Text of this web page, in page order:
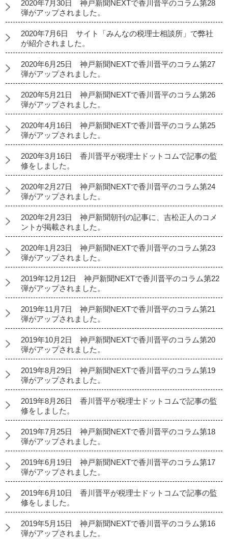
2020年7月30日 神戸新聞NEXTで香川晋平のコラム第28
弾がアップされました。
2020年7月6日 サイト「みんなの税理士相談所」で弊社
が紹介されました。
2020年6月25日 神戸新聞NEXTで香川晋平のコラム第27
弾がアップされました。
2020年5月21日 神戸新聞NEXTで香川晋平のコラム第26
弾がアップされました。
2020年4月16日 神戸新聞NEXTで香川晋平のコラム第25
弾がアップされました。
2020年3月16日 香川晋平が税理士ドットコムで記事の監
修をしました。
2020年2月27日 神戸新聞NEXTで香川晋平のコラム第24
弾がアップされました。
2020年2月23日 神戸新聞朝刊の記事に、吉松正人のコメ
ントが掲載されました。
2020年1月23日 神戸新聞NEXTで香川晋平のコラム第23
弾がアップされました。
2019年12月12日 神戸新聞NEXTで香川晋平のコラム第22
弾がアップされました。
2019年11月7日 神戸新聞NEXTで香川晋平のコラム第21
弾がアップされました。
2019年10月2日 神戸新聞NEXTで香川晋平のコラム第20
弾がアップされました。
2019年8月29日 神戸新聞NEXTで香川晋平のコラム第19
弾がアップされました。
2019年8月26日 香川晋平が税理士ドットコムで記事の監
修をしました。
2019年7月25日 神戸新聞NEXTで香川晋平のコラム第18
弾がアップされました。
2019年6月19日 神戸新聞NEXTで香川晋平のコラム第17
弾がアップされました。
2019年6月10日 香川晋平が税理士ドットコムで記事の監
修をしました。
2019年5月15日 神戸新聞NEXTで香川晋平のコラム第16
弾がアップされました。